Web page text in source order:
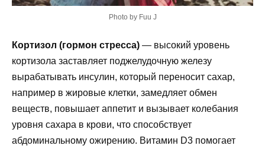
Photo by Fuu J
Кортизол (гормон стресса) — высокий уровень
кортизола заставляет поджелудочную железу
вырабатывать инсулин, который переносит сахар,
например в жировые клетки, замедляет обмен
веществ, повышает аппетит и вызывает колебания
уровня сахара в крови, что способствует
абдоминальному ожирению. Витамин D3 помогает